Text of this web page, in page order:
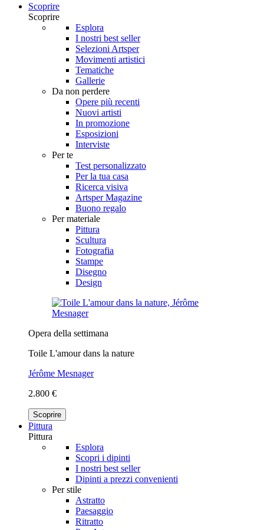
Scoprire
Scoprire
Esplora
I nostri best seller
Selezioni Artsper
Movimenti artistici
Tematiche
Gallerie
Da non perdere
Opere più recenti
Nuovi artisti
In promozione
Esposizioni
Interviste
Per te
Test personalizzato
Per la tua casa
Ricerca visiva
Artsper Magazine
Buono regalo
Per materiale
Pittura
Scultura
Fotografia
Stampe
Disegno
Design
Opera della settimana
Toile L'amour dans la nature
Jérôme Mesnager
2.800 €
Scoprire
Pittura
Pittura
Esplora
Scopri i dipinti
I nostri best seller
Dipinti a prezzi convenienti
Per stile
Astratto
Paesaggio
Ritratto